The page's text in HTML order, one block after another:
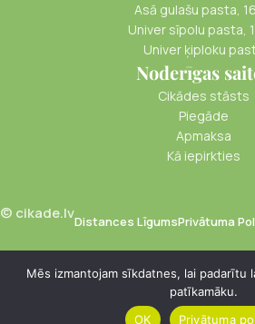
Asā gulašu pasta,
Univer sīpolu pasta,
Univer ķiploku
Noderīgas
Cikādes stāsts
Piegāde
Apmaksa
Kā iepirkties
© cikade.lvDistances LīgumsPrivātuma
Alus iesala
23.50
PVN -
Mēs izmantojam sīkdatnes, lai padarītu
patīkamāku.
OK
Privātuma